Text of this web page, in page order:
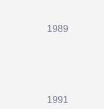
1989
1991